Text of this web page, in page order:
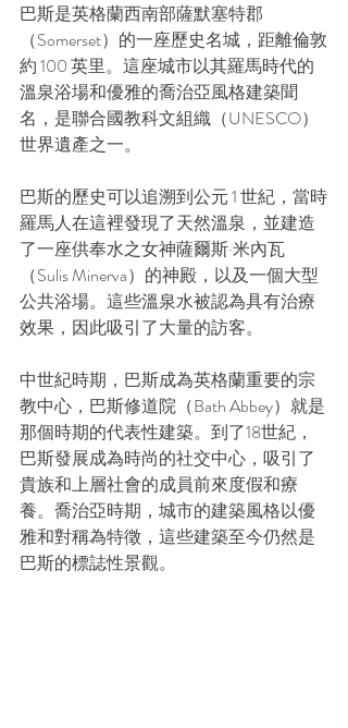
巴斯是英格蘭西南部薩默塞特郡
（Somerset）的一座歷史名城，距離倫敦
約 100 英里。這座城市以其羅馬時代的
溫泉浴場和優雅的喬治亞風格建築聞
名，是聯合國教科文組織（UNESCO）
世界遺產之一。
巴斯的歷史可以追溯到公元 1 世紀，當時
羅馬人在這裡發現了天然溫泉，並建造
了一座供奉水之女神薩爾斯·米內瓦
（Sulis Minerva）的神殿，以及一個大型
公共浴場。這些溫泉水被認為具有治療
效果，因此吸引了大量的訪客。
中世紀時期，巴斯成為英格蘭重要的宗
教中心，巴斯修道院（Bath Abbey）就是
那個時期的代表性建築。到了18世紀，
巴斯發展成為時尚的社交中心，吸引了
貴族和上層社會的成員前來度假和療
養。喬治亞時期，城市的建築風格以優
雅和對稱為特徵，這些建築至今仍然是
巴斯的標誌性景觀。